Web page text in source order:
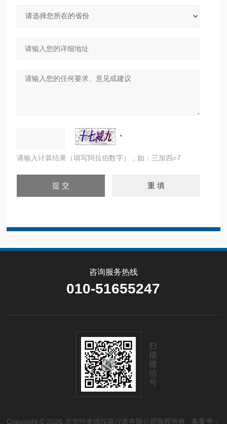
请输入计算结果（填写阿拉伯数字），如：三加四=7
咨询服务热线
010-51655247
扫
描
微
信
号
Copyright © 2026 北京恒奥德仪器仪表有限公司版权所有 备案号：